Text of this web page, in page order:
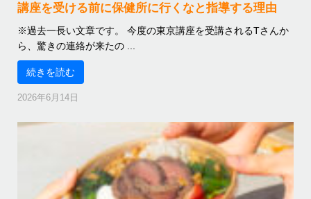
講座を受ける前に保健所に行くなと指導する理由
※過去一長い文章です。 今度の東京講座を受講されるTさんか
ら、驚きの連絡が来たの ...
続きを読む
2026年6月14日